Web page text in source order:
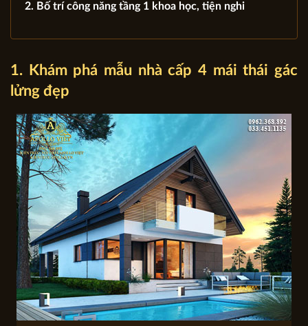
2. Bố trí công năng tầng 1 khoa học, tiện nghi
1. Khám phá mẫu nhà cấp 4 mái thái gác
lửng đẹp